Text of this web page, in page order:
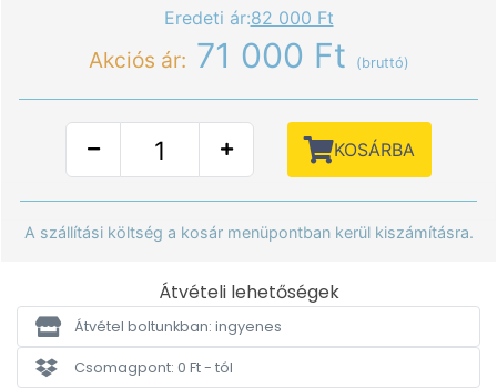
Eredeti ár:82 000 Ft
Akciós ár: 71 000 Ft (bruttó)
KOSÁRBA
A szállítási költség a kosár menüpontban kerül kiszámításra.
Átvételi lehetőségek
Átvétel boltunkban: ingyenes
Csomagpont: 0 Ft - tól